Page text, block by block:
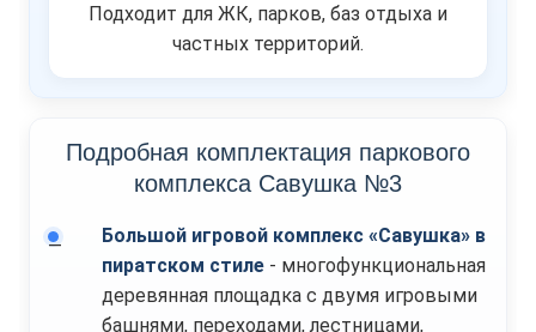
Подходит для ЖК, парков, баз отдыха и
частных территорий.
Подробная комплектация паркового
комплекса Савушка №3
Большой игровой комплекс «Савушка» в
пиратском стиле - многофункциональная
деревянная площадка с двумя игровыми
башнями, переходами, лестницами,